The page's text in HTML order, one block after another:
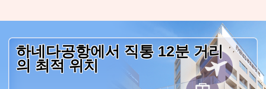
하네다공항에서 직통 12분 거리
의 최적 위치